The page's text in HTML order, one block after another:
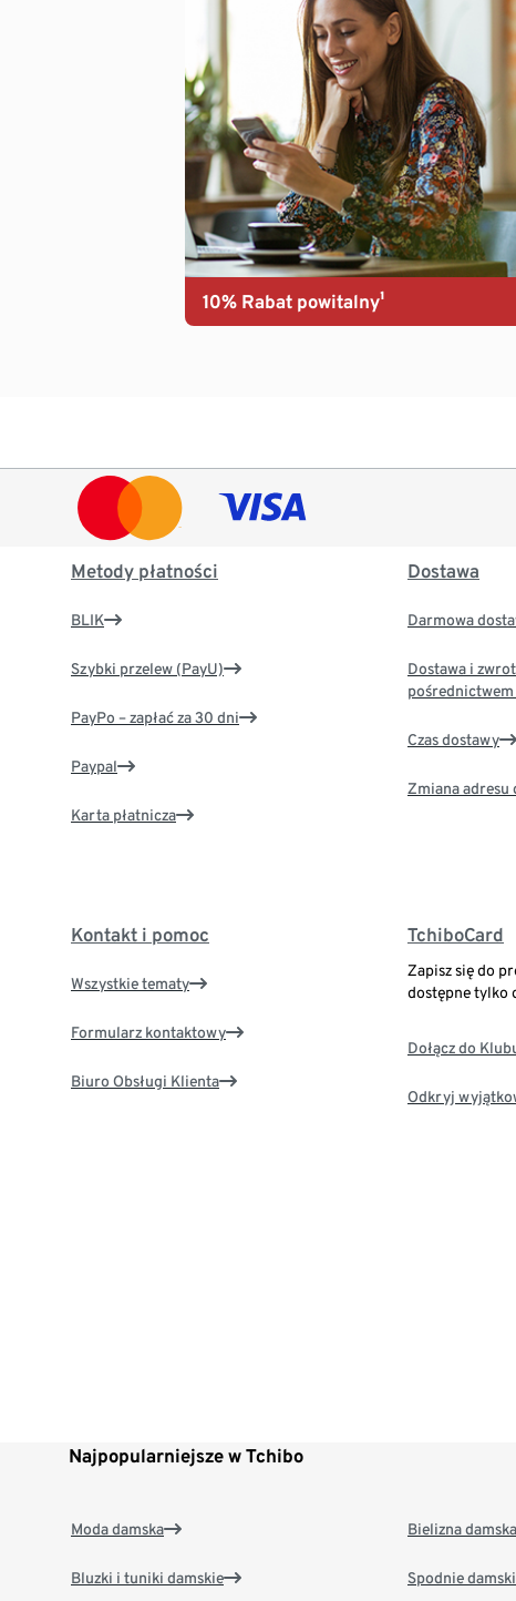
10% Rabat powitalny¹
Metody płatności
BLIK
Szybki przelew (PayU)
PayPo – zapłać za 30 dni
Paypal
Karta płatnicza
Dostawa
Darmowa
Dostawa i
Czas dostawy
Zmiana adresu
Kontakt i pomoc
Wszystkie tematy
Formularz kontaktowy
Biuro Obsługi Klienta
TchiboCard
Zapisz się do
dostępne tylko
Dołącz do
Odkryj
Najpopularniejsze w Tchibo
Moda damska
Bluzki i tuniki damskie
Bielizna damska
Spodnie